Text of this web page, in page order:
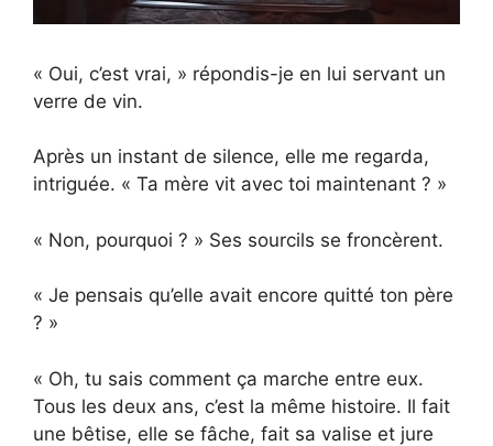
« Oui, c’est vrai, » répondis-je en lui servant un
verre de vin.
Après un instant de silence, elle me regarda,
intriguée. « Ta mère vit avec toi maintenant ? »
« Non, pourquoi ? » Ses sourcils se froncèrent.
« Je pensais qu’elle avait encore quitté ton père
? »
« Oh, tu sais comment ça marche entre eux.
Tous les deux ans, c’est la même histoire. Il fait
une bêtise, elle se fâche, fait sa valise et jure